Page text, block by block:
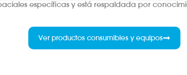
específicas y está respaldada por
Ver productos consumibles y equipos